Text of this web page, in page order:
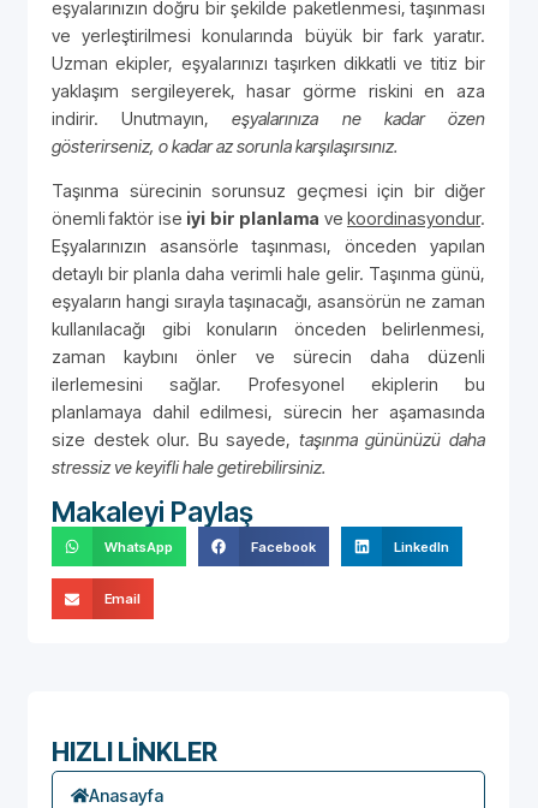
eşyalarınızın doğru bir şekilde paketlenmesi, taşınması
ve yerleştirilmesi konularında büyük bir fark yaratır.
Uzman ekipler, eşyalarınızı taşırken dikkatli ve titiz bir
yaklaşım sergileyerek, hasar görme riskini en aza
indirir. Unutmayın,eşyalarınıza ne kadar özen
gösterirseniz, o kadar az sorunla karşılaşırsınız.
Taşınma sürecinin sorunsuz geçmesi için bir diğer
önemli faktör ise iyi bir planlama vekoordinasyondur.
Eşyalarınızın asansörle taşınması, önceden yapılan
detaylı bir planla daha verimli hale gelir. Taşınma günü,
eşyaların hangi sırayla taşınacağı, asansörün ne zaman
kullanılacağı gibi konuların önceden belirlenmesi,
zaman kaybını önler ve sürecin daha düzenli
ilerlemesini sağlar. Profesyonel ekiplerin bu
planlamaya dahil edilmesi, sürecin her aşamasında
size destek olur. Bu sayede, taşınma gününüzü daha
stressiz ve keyifli hale getirebilirsiniz.
Makaleyi Paylaş
WhatsApp Facebook LinkedIn
Email
HIZLI LİNKLER
Anasayfa